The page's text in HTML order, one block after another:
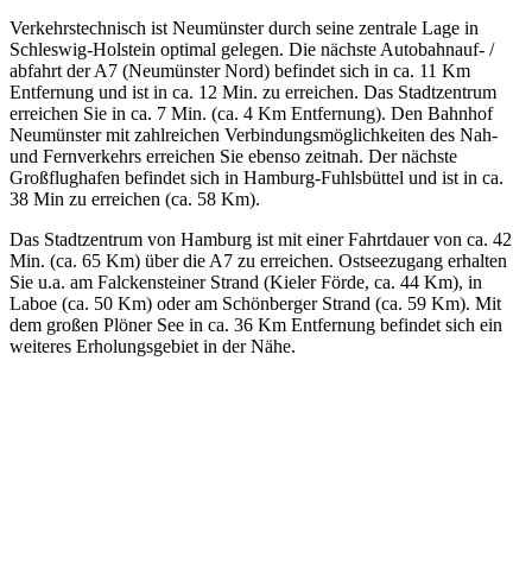
Verkehrstechnisch ist Neumünster durch seine zentrale Lage in
Schleswig-Holstein optimal gelegen. Die nächste Autobahnauf- /
abfahrt der A7 (Neumünster Nord) befindet sich in ca. 11 Km
Entfernung und ist in ca. 12 Min. zu erreichen. Das Stadtzentrum
erreichen Sie in ca. 7 Min. (ca. 4 Km Entfernung). Den Bahnhof
Neumünster mit zahlreichen Verbindungsmöglichkeiten des Nah-
und Fernverkehrs erreichen Sie ebenso zeitnah. Der nächste
Großflughafen befindet sich in Hamburg-Fuhlsbüttel und ist in ca.
38 Min zu erreichen (ca. 58 Km).
Das Stadtzentrum von Hamburg ist mit einer Fahrtdauer von ca. 42
Min. (ca. 65 Km) über die A7 zu erreichen. Ostseezugang erhalten
Sie u.a. am Falckensteiner Strand (Kieler Förde, ca. 44 Km), in
Laboe (ca. 50 Km) oder am Schönberger Strand (ca. 59 Km). Mit
dem großen Plöner See in ca. 36 Km Entfernung befindet sich ein
weiteres Erholungsgebiet in der Nähe.